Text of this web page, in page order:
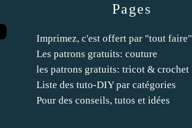
Pages
Imprimez, c'est offert par "tout faire"
Les patrons gratuits: couture
les patrons gratuits: tricot & crochet
Liste des tuto-DIY par catégories
Pour des conseils, tutos et idées